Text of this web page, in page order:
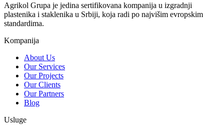
Agrikol Grupa je jedina sertifikovana kompanija u izgradnji
plastenika i staklenika u Srbiji, koja radi po najvišim evropskim
standardima.
Kompanija
About Us
Our Services
Our Projects
Our Clients
Our Partners
Blog
Usluge